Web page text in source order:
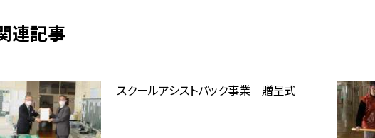
連記事
スクールアシストパック事業 贈呈式